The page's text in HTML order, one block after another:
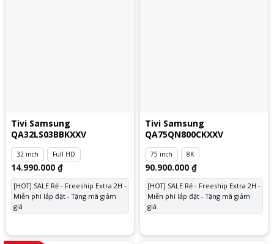
Tivi Samsung
QA32LS03BBKXXV
32 inch Full HD
14.990.000 ₫
[HOT] SALE Rẻ - Freeship Extra 2H -
Miễn phí lắp đặt - Tặng mã giảm
giá
Tivi Samsung
QA75QN800CKXXV
75 inch 8K
90.900.000 ₫
[HOT] SALE Rẻ - Freeship Extra 2H -
Miễn phí lắp đặt - Tặng mã giảm
giá